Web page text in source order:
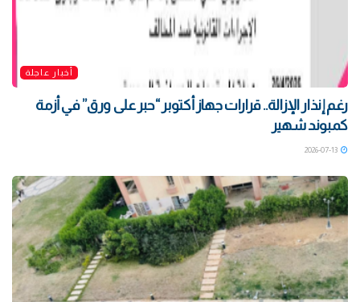
أخبار عاجلة
رغم إنذار الإزالة.. قرارات جهاز أكتوبر “حبر على ورق” في أزمة
كمبوند شهير